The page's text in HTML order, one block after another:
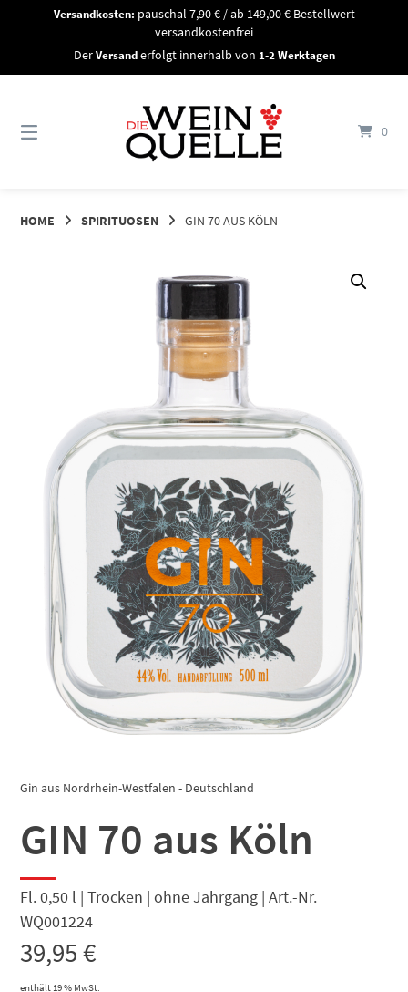
Versandkosten: pauschal 7,90 € / ab 149,00 € Bestellwert
versandkostenfrei
DerVersanderfolgt innerhalb von 1-2 Werktagen
0
HOME SPIRITUOSEN GIN 70 AUS KÖLN
Gin aus Nordrhein-Westfalen - Deutschland
GIN 70 aus Köln
Fl. 0,50 l | Trocken | ohne Jahrgang | Art.-Nr.
WQ001224
39,95€
enthält 19 % MwSt.